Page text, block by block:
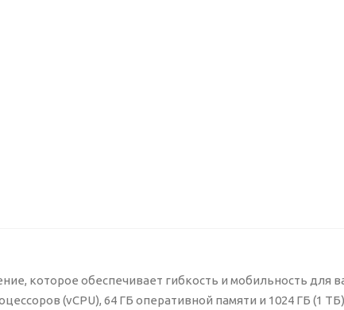
которое обеспечивает гибкость и мобильность для
(vCPU), 64 ГБ оперативной памяти и 1024 ГБ (1